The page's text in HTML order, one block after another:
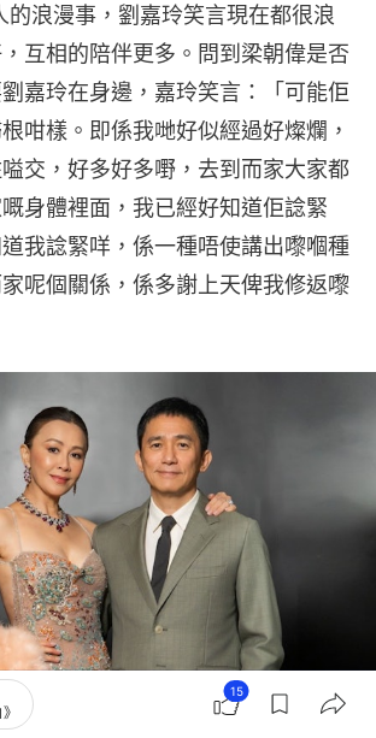
的浪漫事，劉嘉玲笑言現在都很浪
互相的陪伴更多。問到梁朝偉是否
嘉玲在身邊，嘉玲笑言：「可能佢
咁樣。即係我哋好似經過好燦爛，
交，好多好多嘢，去到而家大家都
身體裡面，我已經好知道佢諗緊
我諗緊咩，係一種唔使講出嚟嗰種
呢個關係，係多謝上天俾我修返嚟
15